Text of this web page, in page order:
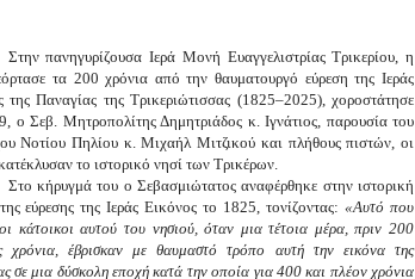
Στην πανηγυρίζουσα Ιερά Μονή Ευαγγελιστρίας Τρικερίου, η
τα 200 χρόνια από την θαυματουργό εύρεση της Ιεράς
της Παναγίας της Τρικεριώτισσας (1825–2025), χοροστάτησε
ο Σεβ. Μητροπολίτης Δημητριάδος κ. Ιγνάτιος, παρουσία του
Νοτίου Πηλίου κ. Μιχαήλ Μιτζικού και πλήθους πιστών, οι
το ιστορικό νησί των Τρικέρων.
Στο κήρυγμά του ο Σεβασμιώτατος αναφέρθηκε στην ιστορική
εύρεσης της Ιεράς Εικόνος το 1825, τονίζοντας:«Αυτό που
κάτοικοι αυτού του νησιού, όταν μια τέτοια μέρα, πριν 200
χρόνια, έβρισκαν με θαυμαστό τρόπο αυτή την εικόνα της
σε μια δύσκολη εποχή κατά την οποία για 400 και πλέον χρόνια